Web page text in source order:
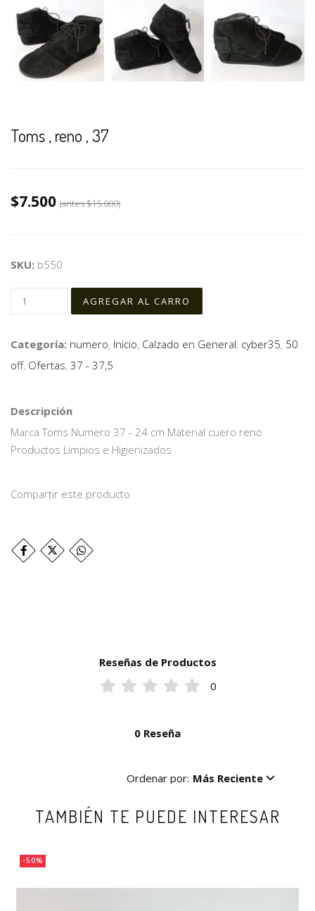
Toms , reno , 37
$7.500 (antes$15.000)
SKU: b550
Categoría: numero, Inicio, Calzado en General, cyber35, 50
off, Ofertas, 37 - 37,5
Descripción
Marca Toms Numero 37 - 24 cm Material cuero reno
Productos Limpios e Higienizados
Compartir este producto
Reseñas de Productos
0
0 Reseña
Ordenar por: Más Reciente
TAMBIÉN TE PUEDE INTERESAR
-50%